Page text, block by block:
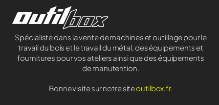
Spécialiste dans la vente de machines et outillage pour le
travail du bois et le travail du métal, des équipements et
fournitures pour vos ateliers ainsi que des équipements
de manutention.
Bonne visite sur notre siteoutilbox.fr.